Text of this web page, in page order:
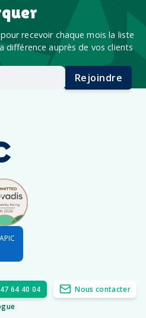
recevoir chaque mois la liste
différence auprès de vos clients
Rejoindre
64 40 04
Nous contacter